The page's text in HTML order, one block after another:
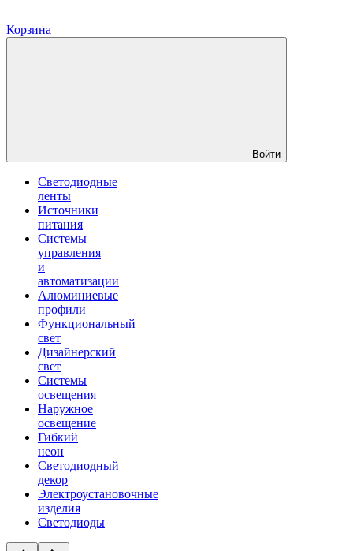
Корзина
Войти
Светодиодные
ленты
Источники
питания
Системы
управления
и
автоматизации
Алюминиевые
профили
Функциональный
свет
Дизайнерский
свет
Системы
освещения
Наружное
освещение
Гибкий
неон
Светодиодный
декор
Электроустановочные
изделия
Светодиоды